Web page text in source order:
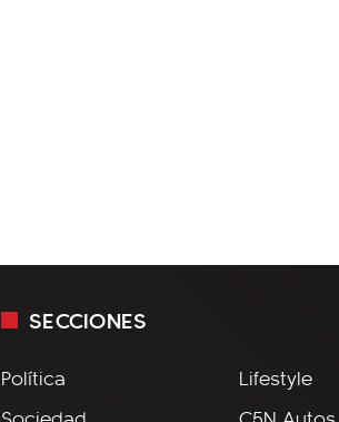
SECCIONES
Política
Lifestyle